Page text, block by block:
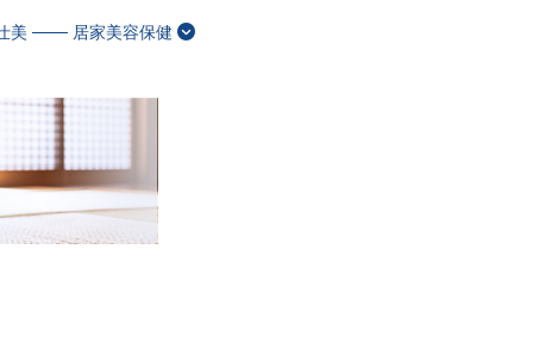
美 ─── 居家美容保健